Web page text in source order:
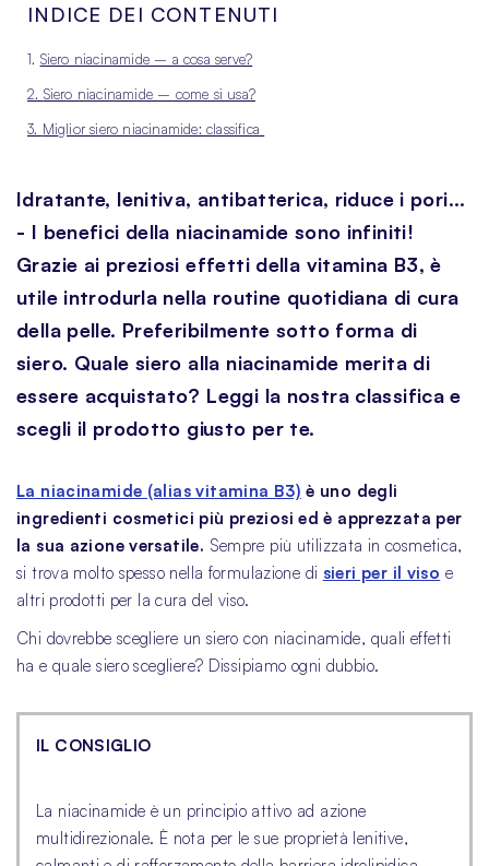
INDICE DEI CONTENUTI
1. Siero niacinamide – a cosa serve?
2. Siero niacinamide – come si usa?
3. Miglior siero niacinamide: classifica
Idratante, lenitiva, antibatterica, riduce i pori...
- I benefici della niacinamide sono infiniti!
Grazie ai preziosi effetti della vitamina B3, è
utile introdurla nella routine quotidiana di cura
della pelle. Preferibilmente sotto forma di
siero. Quale siero alla niacinamide merita di
essere acquistato? Leggi la nostra classifica e
scegli il prodotto giusto per te.
La niacinamide (alias vitamina B3) è uno degli
ingredienti cosmetici più preziosi ed è apprezzata per
la sua azione versatile. Sempre più utilizzata in cosmetica,
si trova molto spesso nella formulazione di sieri per il viso e
altri prodotti per la cura del viso.
Chi dovrebbe scegliere un siero con niacinamide, quali effetti
ha e quale siero scegliere? Dissipiamo ogni dubbio.
IL CONSIGLIO
La niacinamide è un principio attivo ad azione
multidirezionale. È nota per le sue proprietà lenitive,